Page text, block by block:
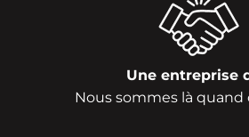
Une entreprise
Nous sommes là quand